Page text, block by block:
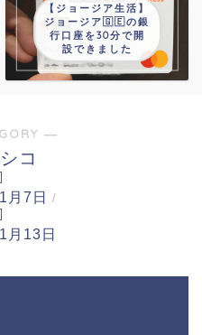
【ジョージア生活】
ジョージア🇬🇪の銀
行口座を30分で開
設できました
―
コ
月7日 /
月13日